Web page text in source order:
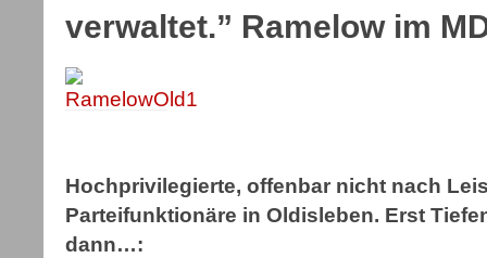
verwaltet.” Ramelow im
Hochprivilegierte, offenbar nicht nach
Parteifunktionäre in Oldisleben. Erst
dann…: